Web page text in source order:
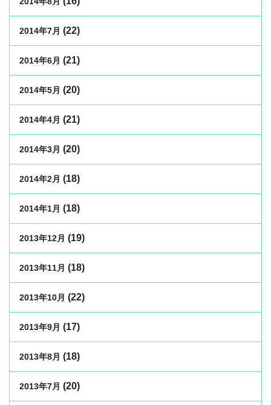
2014年7月 (22)
2014年6月 (21)
2014年5月 (20)
2014年4月 (21)
2014年3月 (20)
2014年2月 (18)
2014年1月 (18)
2013年12月 (19)
2013年11月 (18)
2013年10月 (22)
2013年9月 (17)
2013年8月 (18)
2013年7月 (20)